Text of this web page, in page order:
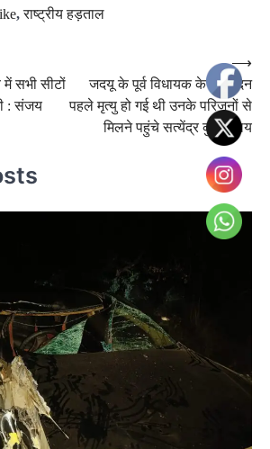
,राष्ट्रीय हड़ताल
में सभी सीटों
: संजय
जदयू के पूर्व विधायक के कुछ दिन
पहले मृत्यु हो गई थी उनके परिजनों से
मिलने पहुंचे सत्येंद्र कुमार राय
⟶